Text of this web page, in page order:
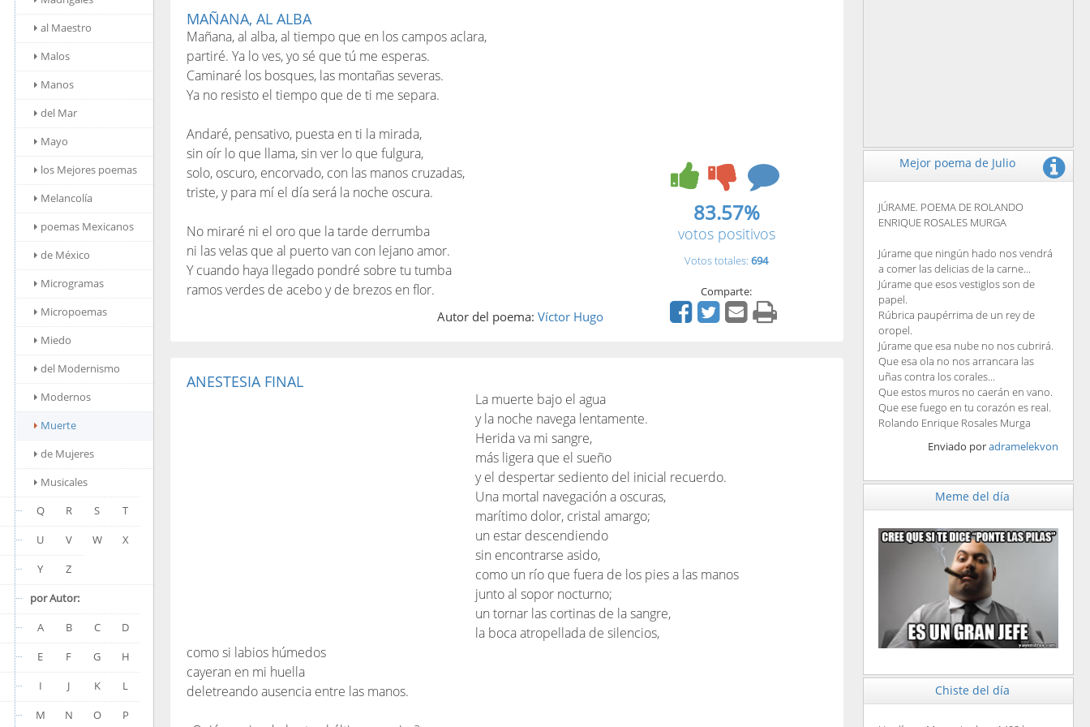
al Maestro
Malos
Manos
del Mar
Mayo
los Mejores poemas
Melancolía
poemas Mexicanos
de México
Microgramas
Micropoemas
Miedo
del Modernismo
Modernos
Muerte
de Mujeres
Musicales
Q
R S
T
U
V W
X
Y
Z
por Autor:
A
B C
D
E
F G
H
I
J K
L
M
N O P
MAÑANA, AL ALBA
Mañana, al alba, al tiempo que en los campos aclara,
partiré. Ya lo ves, yo sé que tú me esperas.
Caminaré los bosques, las montañas severas.
Ya no resisto el tiempo que de ti me separa.
Andaré, pensativo, puesta en ti la mirada,
sin oír lo que llama, sin ver lo que fulgura,
solo, oscuro, encorvado, con las manos cruzadas,
triste, y para mí el día será la noche oscura.
No miraré ni el oro que la tarde derrumba
ni las velas que al puerto van con lejano amor.
Y cuando haya llegado pondré sobre tu tumba
ramos verdes de acebo y de brezos en flor.
Autor del poema: Víctor Hugo
83.57%
votos positivos
Votos totales: 694
Comparte:
ANESTESIA FINAL
La muerte bajo el agua
y la noche navega lentamente.
Herida va mi sangre,
más ligera que el sueño
y el despertar sediento del inicial recuerdo.
Una mortal navegación a oscuras,
marítimo dolor, cristal amargo;
un estar descendiendo
sin encontrarse asido,
como un río que fuera de los pies a las manos
junto al sopor nocturno;
un tornar las cortinas de la sangre,
la boca atropellada de silencios,
como si labios húmedos
cayeran en mi huella
deletreando ausencia entre las manos.
Mejor poema de Julio
JÚRAME. POEMA DE ROLANDO
ENRIQUE ROSALES MURGA
Júrame que ningún hado nos vendrá
a comer las delicias de la carne...
Júrame que esos vestiglos son de
papel.
Rúbrica paupérrima de un rey de
oropel.
Júrame que esa nube no nos cubrirá.
Que esa ola no nos arrancara las
uñas contra los corales...
Que estos muros no caerán en vano.
Que ese fuego en tu corazón es real.
Rolando Enrique Rosales Murga
Enviado poradramelekvon
Meme del día
Chiste del día